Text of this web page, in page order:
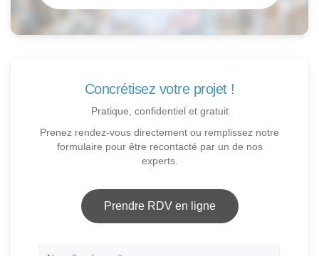
Concrétisez votre projet !
Pratique, confidentiel et gratuit
Prenez rendez-vous directement ou remplissez notre
formulaire pour être recontacté par un de nos
experts.
Prendre RDV en ligne